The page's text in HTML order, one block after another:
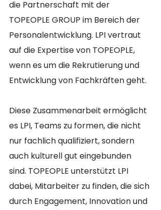
die Partnerschaft mit der
TOPEOPLE GROUP im Bereich der
Personalentwicklung. LPI vertraut
auf die Expertise von TOPEOPLE,
wenn es um die Rekrutierung und
Entwicklung von Fachkräften geht.
Diese Zusammenarbeit ermöglicht
es LPI, Teams zu formen, die nicht
nur fachlich qualifiziert, sondern
auch kulturell gut eingebunden
sind. TOPEOPLE unterstützt LPI
dabei, Mitarbeiter zu finden, die sich
durch Engagement, Innovation und